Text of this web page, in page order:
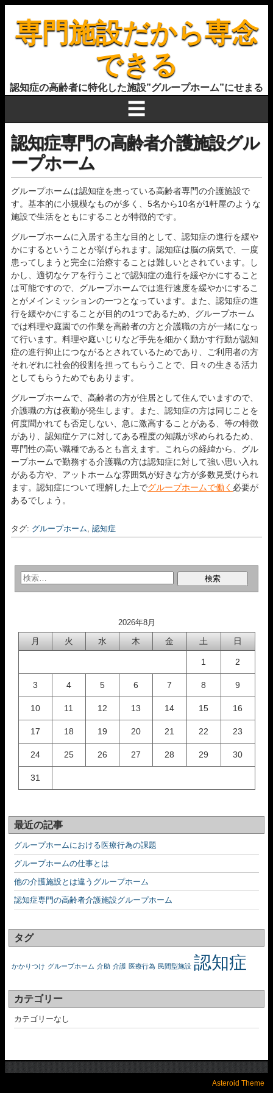
専門施設だから専念
できる
認知症の高齢者に特化した施設”グループホーム”にせまる
☰
認知症専門の高齢者介護施設グル
ープホーム
グループホームは認知症を患っている高齢者専門の介護施設で
す。基本的に小規模なものが多く、5名から10名が1軒屋のような
施設で生活をともにすることが特徴的です。
グループホームに入居する主な目的として、認知症の進行を緩や
かにするということが挙げられます。認知症は脳の病気で、一度
患ってしまうと完全に治療することは難しいとされています。し
かし、適切なケアを行うことで認知症の進行を緩やかにすること
は可能ですので、グループホームでは進行速度を緩やかにするこ
とがメインミッションの一つとなっています。また、認知症の進
行を緩やかにすることが目的の1つであるため、グループホーム
では料理や庭園での作業を高齢者の方と介護職の方が一緒になっ
て行います。料理や庭いじりなど手先を細かく動かす行動が認知
症の進行抑止につながるとされているためであり、ご利用者の方
それぞれに社会的役割を担ってもらうことで、日々の生きる活力
としてもらうためでもあります。
グループホームで、高齢者の方が住居として住んでいますので、
介護職の方は夜勤が発生します。また、認知症の方は同じことを
何度聞かれても否定しない、急に激高することがある、等の特徴
があり、認知症ケアに対してある程度の知識が求められるため、
専門性の高い職種であるとも言えます。これらの経緯から、グル
ープホームで勤務する介護職の方は認知症に対して強い思い入れ
がある方や、アットホームな雰囲気が好きな方が多数見受けられ
ます。認知症について理解した上でグループホームで働く 必要が
あるでしょう。
タグ: グループホーム, 認知症
2026年8月
月 火 水 木 金 土 日
1 2
3 4 5 6 7 8 9
10 11 12 13 14 15 16
17 18 19 20 21 22 23
24 25 26 27 28 29 30
31
最近の記事
グループホームにおける医療行為の課題
グループホームの仕事とは
他の介護施設とは違うグループホーム
認知症専門の高齢者介護施設グループホーム
タグ
かかりつけ グループホーム 介助 介護 医療行為 民間型施設 認知症
カテゴリー
カテゴリーなし
Asteroid Theme